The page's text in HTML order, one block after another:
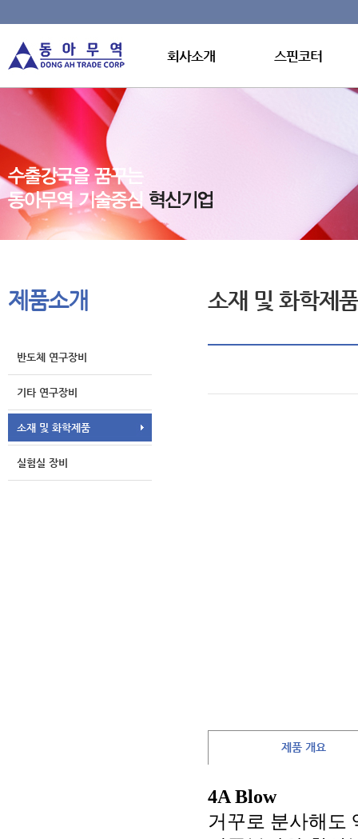
회사소개 스핀코터
제품소개
반도체 연구장비
기타 연구장비
소재 및 화학제품
실험실 장비
소재 및 화학제품
제품 개요
4A Blow
거꾸로 분사해도